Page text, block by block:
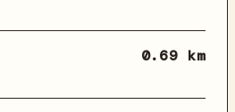
0.69 km